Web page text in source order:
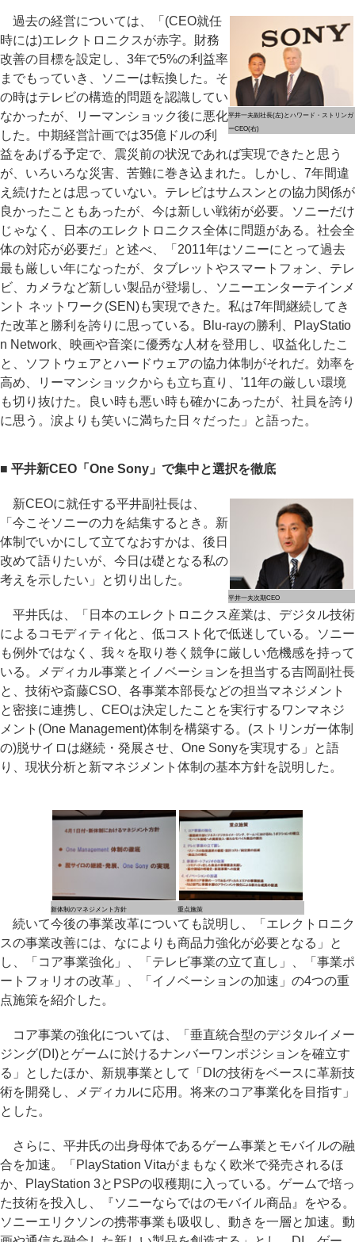
平井一夫副社長(左)とハワード・ストリンガ
ーCEO(右)
過去の経営については、「(CEO就任
時には)エレクトロニクスが赤字。財務
改善の目標を設定し、3年で5%の利益率
までもっていき、ソニーは転換した。そ
の時はテレビの構造的問題を認識してい
なかったが、リーマンショック後に悪化
した。中期経営計画では35億ドルの利
益をあげる予定で、震災前の状況であれば実現できたと思う
が、いろいろな災害、苦難に巻き込まれた。しかし、7年間違
え続けたとは思っていない。テレビはサムスンとの協力関係が
良かったこともあったが、今は新しい戦術が必要。ソニーだけ
じゃなく、日本のエレクトロニクス全体に問題がある。社会全
体の対応が必要だ」と述べ、「2011年はソニーにとって過去
最も厳しい年になったが、タブレットやスマートフォン、テレ
ビ、カメラなど新しい製品が登場し、ソニーエンターテインメ
ント ネットワーク(SEN)も実現できた。私は7年間継続してき
た改革と勝利を誇りに思っている。Blu-rayの勝利、PlayStatio
n Network、映画や音楽に優秀な人材を登用し、収益化したこ
と、ソフトウェアとハードウェアの協力体制がそれだ。効率を
高め、リーマンショックからも立ち直り、'11年の厳しい環境
も切り抜けた。良い時も悪い時も確かにあったが、社員を誇り
に思う。涙よりも笑いに満ちた日々だった」と語った。
■ 平井新CEO「One Sony」で集中と選択を徹底
平井一夫次期CEO
新CEOに就任する平井副社長は、
「今こそソニーの力を結集するとき。新
体制でいかにして立てなおすかは、後日
改めて語りたいが、今日は礎となる私の
考えを示したい」と切り出した。
平井氏は、「日本のエレクトロニクス産業は、デジタル技術
によるコモディティ化と、低コスト化で低迷している。ソニー
も例外ではなく、我々を取り巻く競争に厳しい危機感を持って
いる。メディカル事業とイノベーションを担当する吉岡副社長
と、技術や斎藤CSO、各事業本部長などの担当マネジメント
と密接に連携し、CEOは決定したことを実行するワンマネジ
メント(One Management)体制を構築する。(ストリンガー体制
の)脱サイロは継続・発展させ、One Sonyを実現する」と語
り、現状分析と新マネジメント体制の基本方針を説明した。
新体制のマネジメント方針 重点施策
続いて今後の事業改革についても説明し、「エレクトロニク
スの事業改善には、なによりも商品力強化が必要となる」と
し、「コア事業強化」、「テレビ事業の立て直し」、「事業ポ
ートフォリオの改革」、「イノベーションの加速」の4つの重
点施策を紹介した。
コア事業の強化については、「垂直統合型のデジタルイメー
ジング(DI)とゲームに於けるナンバーワンポジションを確立す
る」としたほか、新規事業として「DIの技術をベースに革新技
術を開発し、メディカルに応用。将来のコア事業化を目指す」
とした。
さらに、平井氏の出身母体であるゲーム事業とモバイルの融
合を加速。「PlayStation Vitaがまもなく欧米で発売されるほ
か、PlayStation 3とPSPの収穫期に入っている。ゲームで培っ
た技術を投入し、『ソニーならではのモバイル商品』をやる。
ソニーエリクソンの携帯事業も吸収し、動きを一層と加速。動